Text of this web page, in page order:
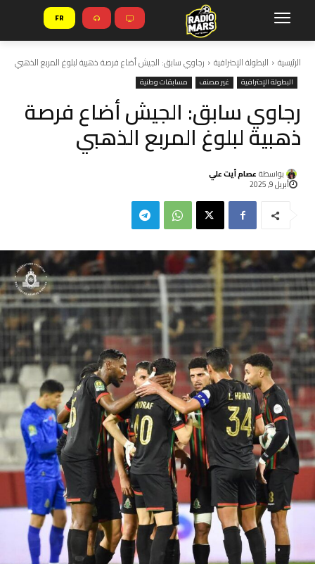
FR
الرئيسية البطولة الإحترافية رجاوي سابق: الجيش أضاع فرصة ذهبية لبلوغ المربع الذهبي
البطولة الإحترافية غير مصنف مسابقات وطنية
رجاوي سابق: الجيش أضاع فرصة
ذهبية لبلوغ المربع الذهبي
بواسطة عصام أيت علي
أبريل 9, 2025